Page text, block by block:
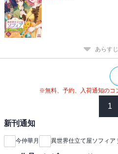
あらす
※無料、予約、入荷通知のコ
1
新刊通知
今仲華月 異世界仕立て屋ソフィア